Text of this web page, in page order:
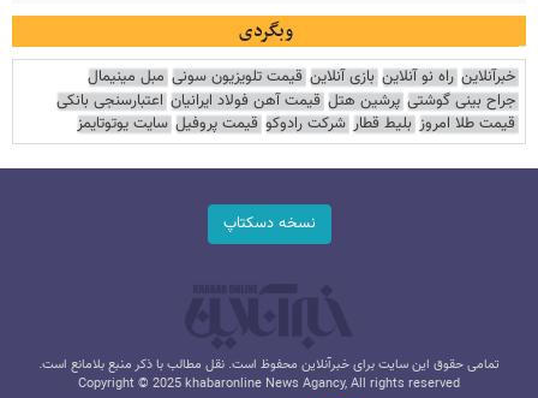
وبگردی
خبرآنلاین راه نو آنلاین بازی آنلاین قیمت تلویزیون سونی مبل مینیمال
جراح بینی گوشتی پرشین هتل قیمت آهن فولاد ایرانیان اعتبارسنجی بانکی
قیمت طلا امروز بلیط قطار شرکت رادوکو قیمت پروفیل سایت یوتوتایمز
نسخه دسکتاپ
تمامی حقوق این سایت برای خبرآنلاین محفوظ است. نقل مطالب با ذکر منبع بلامانع است.
Copyright © 2025 khabaronline News Agancy, All rights reserved